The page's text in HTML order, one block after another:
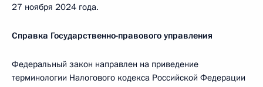
27 ноября 2024 года.
Справка Государственно-правового управления
Федеральный закон направлен на приведение
терминологии Налогового кодекса Российской Федерации